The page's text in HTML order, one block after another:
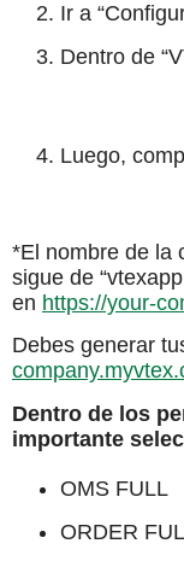
Ir a
Dentro de
Luego,
*El nombre de la
sigue de
en https://your-
Debes generar
Dentro de los
importante
OMS FULL
ORDER